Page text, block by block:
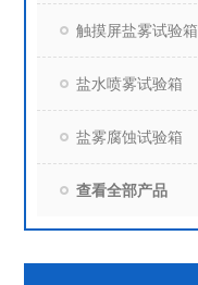
触摸屏盐雾试验箱
盐水喷雾试验箱
盐雾腐蚀试验箱
查看全部产品